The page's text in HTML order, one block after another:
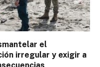
el
irregular y exigir a